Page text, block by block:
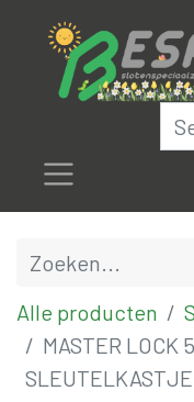
Alle producten
MASTER LOCK